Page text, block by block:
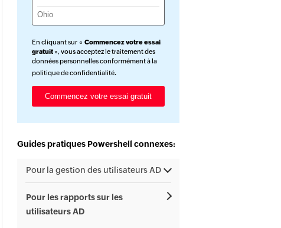
En cliquant sur « Commencez votre essai
gratuit», vous acceptez le traitement des
données personnelles conformément à la
politique de confidentialité.
Guides pratiques Powershell connexes:
Pour la gestion des utilisateurs AD
Pour les rapports sur les
utilisateurs AD